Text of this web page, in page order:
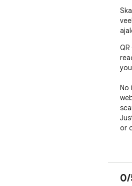
No
or
✨